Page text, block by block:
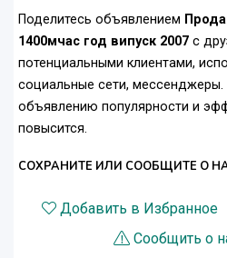
Поделитесь объявлением
1400мчас год випуск 2007 с
потенциальными клиентами,
социальные сети, мессенджеры.
объявлению популярности и
повысится.
СОХРАНИТЕ ИЛИ СООБЩИТЕ О
Добавить в Избранное
Сообщить о